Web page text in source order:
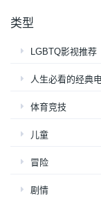
类型
LGBTQ影视推荐
人生必看的经典
体育竞技
儿童
冒险
剧情